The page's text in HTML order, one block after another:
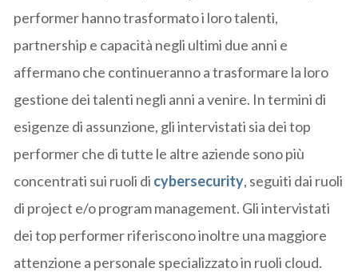
performer hanno trasformato i loro talenti,
partnership e capacità negli ultimi due anni e
affermano che continueranno a trasformare la loro
gestione dei talenti negli anni a venire. In termini di
esigenze di assunzione, gli intervistati sia dei top
performer che di tutte le altre aziende sono più
concentrati sui ruoli di cybersecurity, seguiti dai ruoli
di project e/o program management. Gli intervistati
dei top performer riferiscono inoltre una maggiore
attenzione a personale specializzato in ruoli cloud.